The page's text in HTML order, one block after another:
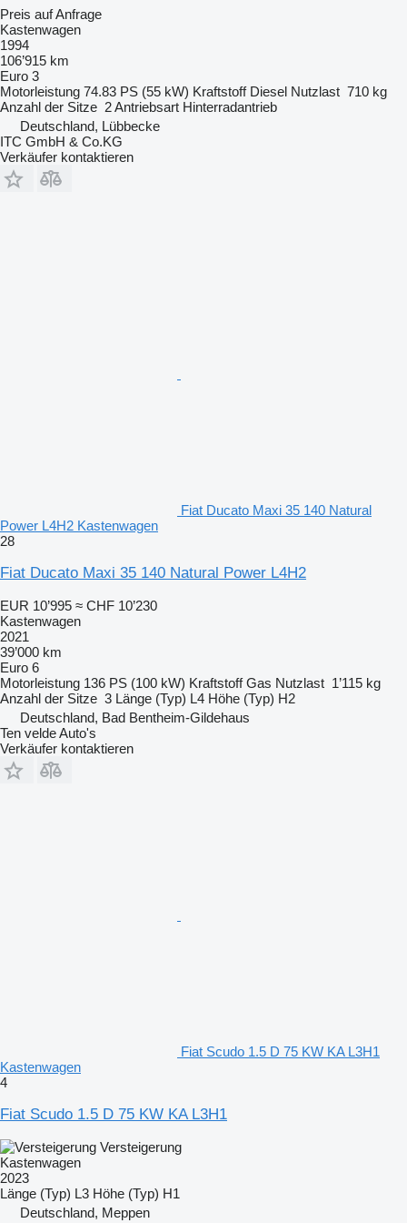
Preis auf Anfrage
Kastenwagen
1994
106’915 km
Euro 3
Motorleistung 74.83 PS (55 kW) Kraftstoff Diesel Nutzlast 710 kg
Anzahl der Sitze 2Antriebsart Hinterradantrieb
Deutschland, Lübbecke
ITC GmbH & Co.KG
Verkäufer kontaktieren
Fiat Ducato Maxi 35 140 Natural
Power L4H2 Kastenwagen
28
Fiat Ducato Maxi 35 140 Natural Power L4H2
EUR 10’995 ≈ CHF 10’230
Kastenwagen
2021
39’000 km
Euro 6
Motorleistung 136 PS (100 kW) Kraftstoff Gas Nutzlast 1’115 kg
Anzahl der Sitze 3 Länge (Typ) L4 Höhe (Typ) H2
Deutschland, Bad Bentheim-Gildehaus
Ten velde Auto's
Verkäufer kontaktieren
Fiat Scudo 1.5 D 75 KW KA L3H1
Kastenwagen
4
Fiat Scudo 1.5 D 75 KW KA L3H1
Versteigerung
Kastenwagen
2023
Länge (Typ) L3 Höhe (Typ) H1
Deutschland, Meppen